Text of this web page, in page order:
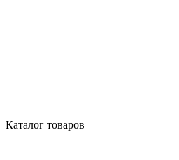
Каталог товаров